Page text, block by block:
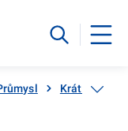
Krátkodobé